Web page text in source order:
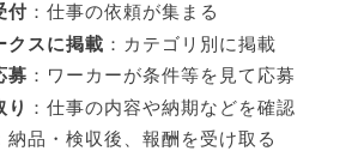
付 ：仕事の依頼が集まる
クスに掲載 ：カテゴリ別に掲載
募 ：ワーカーが条件等を見て応募
り ：仕事の内容や納期などを確認
納品・検収後、報酬を受け取る